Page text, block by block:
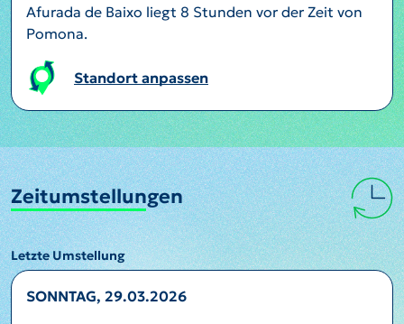
Afurada de Baixo liegt 8 Stunden vor der Zeit von
Pomona.
Standort anpassen
Zeitumstellungen
Letzte Umstellung
SONNTAG, 29.03.2026